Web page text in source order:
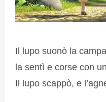
Il lupo suonò la
la sentì e corse con
Il lupo scappò, e